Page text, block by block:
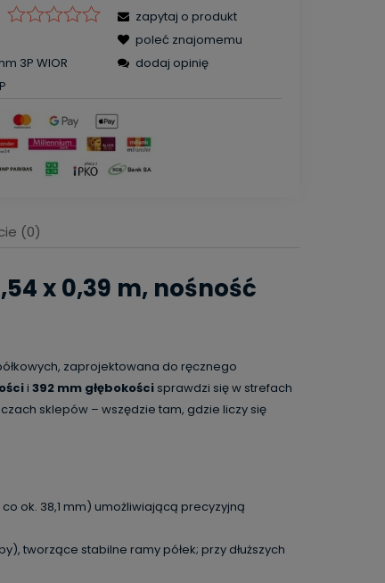
3P WIOR
zapytaj o produkt
poleć znajomemu
dodaj opinię
(0)
x 0,39 m, nośność
zaprojektowana do ręcznego
i 392 mm głębokości sprawdzi się w strefach
sklepów – wszędzie tam, gdzie liczy się
ok. 38,1 mm) umożliwiającą precyzyjną
tworzące stabilne ramy półek; przy dłuższych